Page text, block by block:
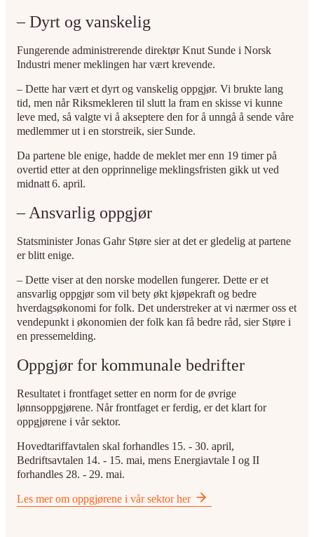
– Dyrt og vanskelig
Fungerende administrerende direktør Knut Sunde i Norsk
Industri mener meklingen har vært krevende.
– Dette har vært et dyrt og vanskelig oppgjør. Vi brukte lang
tid, men når Riksmekleren til slutt la fram en skisse vi kunne
leve med, så valgte vi å akseptere den for å unngå å sende våre
medlemmer ut i en storstreik, sier Sunde.
Da partene ble enige, hadde de meklet mer enn 19 timer på
overtid etter at den opprinnelige meklingsfristen gikk ut ved
midnatt 6. april.
– Ansvarlig oppgjør
Statsminister Jonas Gahr Støre sier at det er gledelig at partene
er blitt enige.
– Dette viser at den norske modellen fungerer. Dette er et
ansvarlig oppgjør som vil bety økt kjøpekraft og bedre
hverdagsøkonomi for folk. Det understreker at vi nærmer oss et
vendepunkt i økonomien der folk kan få bedre råd, sier Støre i
en pressemelding.
Oppgjør for kommunale bedrifter
Resultatet i frontfaget setter en norm for de øvrige
lønnsoppgjørene. Når frontfaget er ferdig, er det klart for
oppgjørene i vår sektor.
Hovedtariffavtalen skal forhandles 15. - 30. april,
Bedriftsavtalen 14. - 15. mai, mens Energiavtale I og II
forhandles 28. - 29. mai.
Les mer om oppgjørene i vår sektor her